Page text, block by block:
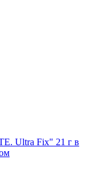
Ultra Fix" 21 г в